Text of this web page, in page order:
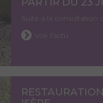
Suite à la consultation
Voir l'actu